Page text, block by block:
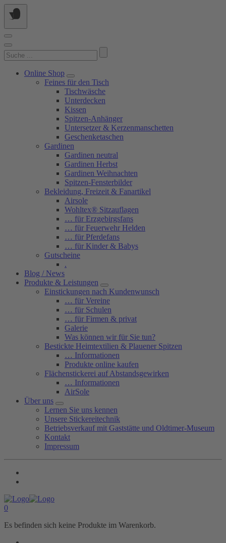
Springe
zum
Suchen
nach:
Online Shop
Feines für den Tisch
Tischwäsche
Unterdecken
Kissen
Spitzen-Anhänger
Untersetzer & Kerzenmanschetten
Geschenketaschen
Gardinen
Gardinen neutral
Gardinen Herbst
Gardinen Weihnachten
Spitzen-Fensterbilder
Bekleidung, Freizeit & Fanartikel
Airsole
Wohltex® Sitzauflagen
… für Erzgebirgsfans
… für Feuerwehr Helden
… für Pferdefans
… für Kinder & Babys
Gutscheine
.
Blog / News
Produkte & Leistungen
Einstickungen nach Kundenwunsch
… für Vereine
… für Schulen
… für Firmen & privat
Galerie
Was können wir für Sie tun?
Bestickte Heimtextilien & Plauener Spitzen
… Informationen
Produkte online kaufen
Flächenstickerei auf Abstandsgewirken
… Informationen
AirSole
Über uns
Lernen Sie uns kennen
Unsere Stickereitechnik
Betriebsverkauf mit Gaststätte und Oldtimer-Museum
Kontakt
Impressum
0
Es befinden sich keine Produkte im Warenkorb.